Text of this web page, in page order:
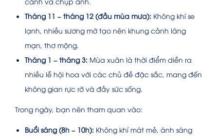
Tháng 11 – tháng 12 (đầu mùa mưa): Không khí se
lạnh, nhiều sương mờ tạo nên khung cảnh lãng
mạn, thơ mộng.
Tháng 1 – tháng 3: Mùa xuân là thời điểm diễn ra
nhiều lễ hội hoa với các chủ đề đặc sắc, mang đến
không gian rực rỡ và đầy sức sống.
Trong ngày, bạn nên tham quan vào:
Buổi sáng (8h – 10h): Không khí mát mẻ, ánh sáng